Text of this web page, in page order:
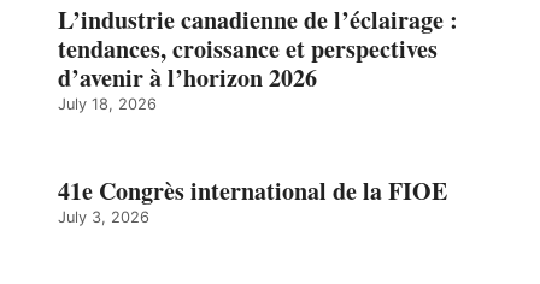
L’industrie canadienne de l’éclairage :
tendances, croissance et perspectives
d’avenir à l’horizon 2026
July 18, 2026
41e Congrès international de la FIOE
July 3, 2026